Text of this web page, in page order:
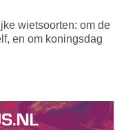
wietsoorten: om de
en om koningsdag